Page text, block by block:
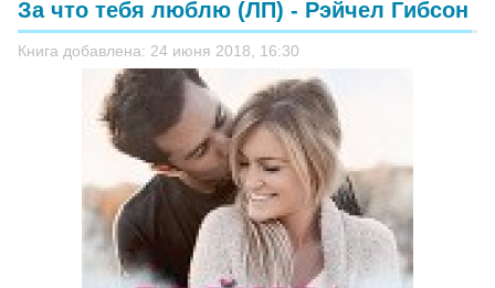
За что тебя люблю (ЛП) - Рэйчел Гибсон
Книга добавлена: 24 июня 2018, 16:30